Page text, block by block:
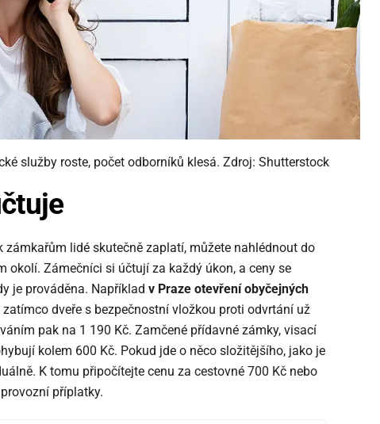
služby roste, počet odborníků klesá. Zdroj: Shutterstock
lidé skutečně zaplatí, můžete nahlédnout do
okolí. Zámečníci si účtují za každý úkon, a ceny se
je prováděna. Například v Praze otevření obyčejných
zatímco dveře s bezpečnostní vložkou proti odvrtání už
pak na 1 190 Kč. Zamčené přídavné zámky, visací
kolem 600 Kč. Pokud jde o něco složitějšího, jako je
K tomu připočítejte cenu za cestovné 700 Kč nebo
příplatky.